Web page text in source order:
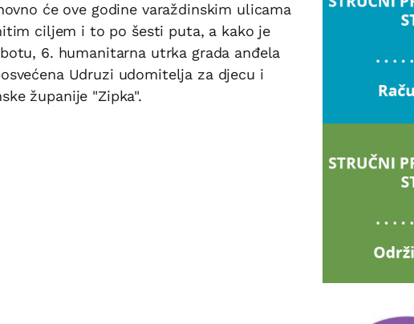
će ove godine varaždinskim ulicama
ciljem i to po šesti puta, a kako je
6. humanitarna utrka grada anđela
Udruzi udomitelja za djecu i
županije "Zipka".